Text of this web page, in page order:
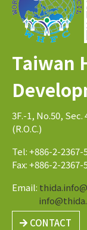
Taiwan
3F.-1, No.50,
(R.O.C.)
Tel: +886-2-2367-
Fax: +886-2-2367-
Email:
CONTACT